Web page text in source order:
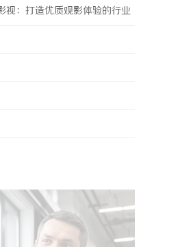
视：打造优质观影体验的行业